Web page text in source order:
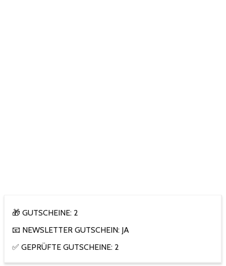
🎁 GUTSCHEINE: 2
📧 NEWSLETTER GUTSCHEIN: JA
✅ GEPRÜFTE GUTSCHEINE: 2